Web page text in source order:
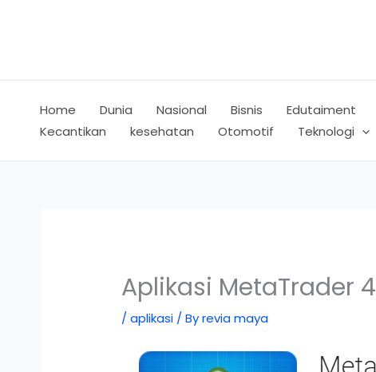
Home Dunia Nasional Bisnis Edutaiment
Kecantikan
kesehatan Otomotif Teknologi
Aplikasi MetaTrader 4
/aplikasi / Byrevia maya